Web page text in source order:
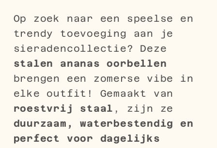
Op zoek naar een speelse en
trendy toevoeging aan je
sieradencollectie? Deze
stalen ananas oorbellen
brengen een zomerse vibe in
elke outfit! Gemaakt van
roestvrij staal , zijn ze
duurzaam, waterbestendig en
perfect voor dagelijks